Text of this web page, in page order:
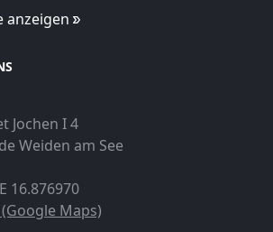
anzeigen
Jochen I 4
Weiden am See
16.876970
Maps)